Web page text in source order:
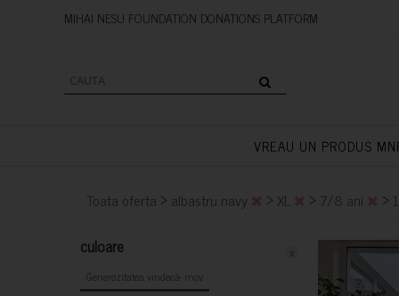
MIHAI NESU FOUNDATION
VREAU UN PRODUS
Toata oferta > albastru navy > XL > 7/8 ani >
culoare
Generozitatea vindecă- mov